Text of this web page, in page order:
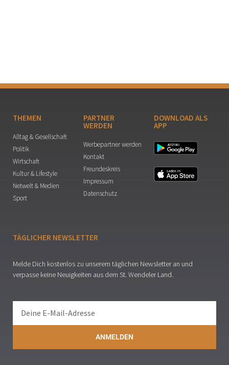
THEMEN
Alltag & Gesellschaft
Politik
Wirtschaft
Kultur & Lifestyle
Netwelt & Medien
Sport
PARTNER
WERDEN
Werbepartner werden
Kontakt
Freundeskreis
Impressum
Datenschutz
DOWNLOAD ALS
APP
TÄGLICHER NEWSLETTER
Melde Dich kostenlos zu unserem täglichen Newsletter an und
verpasse keine Neuigkeiten aus dem St. Wendeler Land.
ANMELDEN